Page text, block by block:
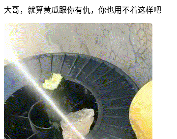
大哥，就算黄瓜跟你有仇，你也用不着这样吧